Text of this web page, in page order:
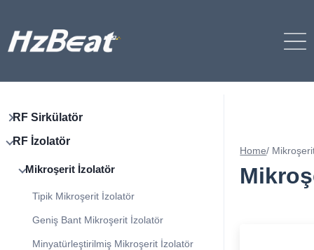
RF Sirkülatör
RF İzolatör
Mikroşerit İzolatör
Tipik Mikroşerit İzolatör
Geniş Bant Mikroşerit İzolatör
Minyatürleştirilmiş Mikroşerit İzolatör
Home/